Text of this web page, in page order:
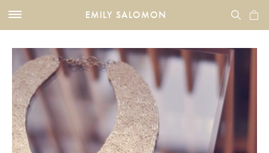
EMILY SALOMON